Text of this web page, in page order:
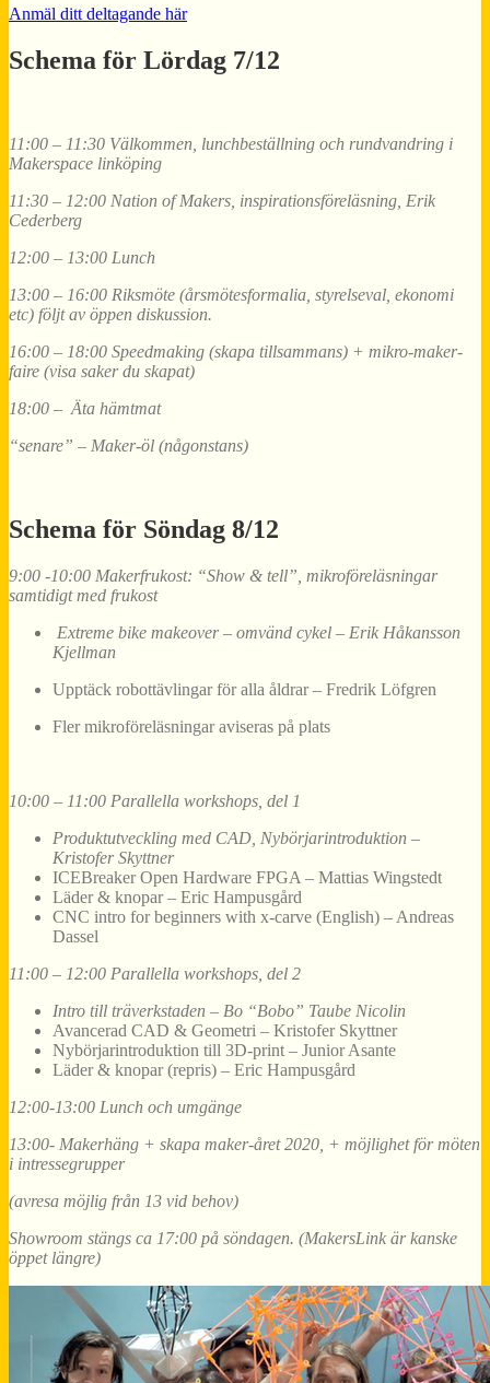
Anmäl ditt deltagande här
Schema för Lördag 7/12
11:00 – 11:30 Välkommen, lunchbeställning och rundvandring i
Makerspace linköping
11:30 – 12:00 Nation of Makers, inspirationsföreläsning, Erik
Cederberg
12:00 – 13:00 Lunch
13:00 – 16:00 Riksmöte (årsmötesformalia, styrelseval, ekonomi
etc) följt av öppen diskussion.
16:00 – 18:00 Speedmaking (skapa tillsammans) + mikro-maker-
faire (visa saker du skapat)
18:00 – Äta hämtmat
“senare” – Maker-öl (någonstans)
Schema för Söndag 8/12
9:00 -10:00 Makerfrukost: “Show & tell”, mikroföreläsningar
samtidigt med frukost
Extreme bike makeover – omvänd cykel – Erik Håkansson
Kjellman
Upptäck robottävlingar för alla åldrar – Fredrik Löfgren
Fler mikroföreläsningar aviseras på plats
10:00 – 11:00 Parallella workshops, del 1
Produktutveckling med CAD, Nybörjarintroduktion –
Kristofer Skyttner
ICEBreaker Open Hardware FPGA – Mattias Wingstedt
Läder & knopar – Eric Hampusgård
CNC intro for beginners with x-carve (English) – Andreas
Dassel
11:00 – 12:00 Parallella workshops, del 2
Intro till träverkstaden – Bo “Bobo” Taube Nicolin
Avancerad CAD & Geometri – Kristofer Skyttner
Nybörjarintroduktion till 3D-print – Junior Asante
Läder & knopar (repris) – Eric Hampusgård
12:00-13:00 Lunch och umgänge
13:00- Makerhäng + skapa maker-året 2020, + möjlighet för möten
i intressegrupper
(avresa möjlig från 13 vid behov)
Showroom stängs ca 17:00 på söndagen. (MakersLink är kanske
öppet längre)